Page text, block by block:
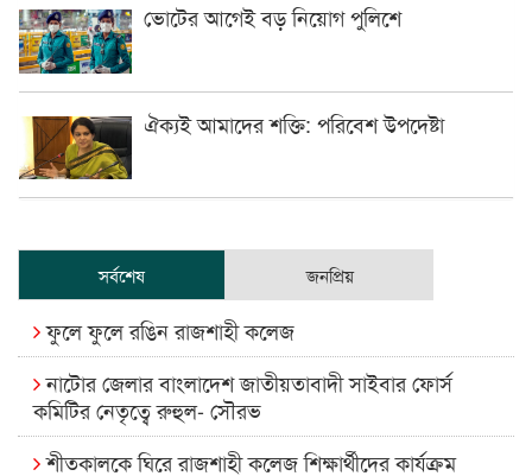
ভোটের আগেই বড় নিয়োগ পুলিশে
ঐক্যই আমাদের শক্তি: পরিবেশ উপদেষ্টা
সর্বশেষ জনপ্রিয়
ফুলে ফুলে রঙিন রাজশাহী কলেজ
নাটোর জেলার বাংলাদেশ জাতীয়তাবাদী সাইবার ফোর্স
কমিটির নেতৃত্বে রুহুল- সৌরভ
শীতকালকে ঘিরে রাজশাহী কলেজ শিক্ষার্থীদের কার্যক্রম